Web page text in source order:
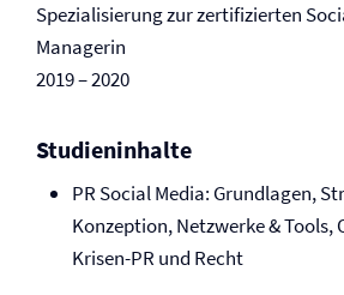
Spezialisierung zur zertifizierten
Managerin
2019 – 2020
Studieninhalte
PR Social Media: Grundlagen,
Konzeption, Netzwerke & Tools,
Krisen-PR und Recht